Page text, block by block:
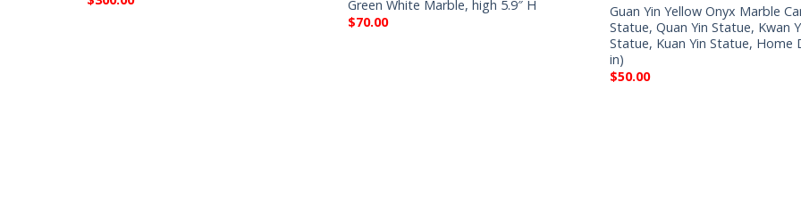
Green White Marble, high 5.9″ H
$70.00
Guan Yin Yellow Onyx Marble
Statue, Quan Yin Statue, Kwan
Statue, Kuan Yin Statue, Home
in)
$50.00